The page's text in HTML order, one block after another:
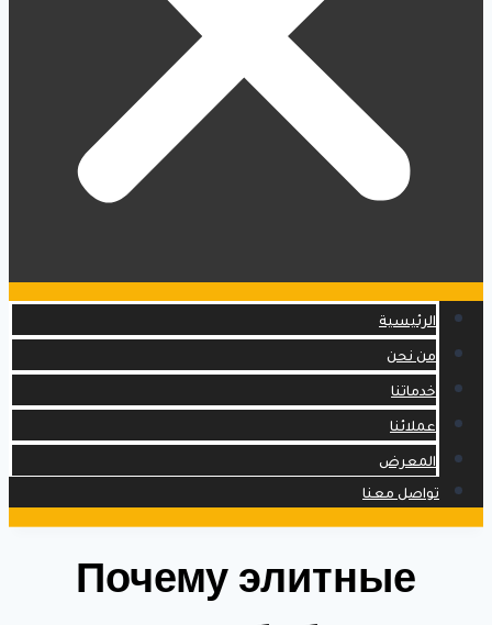
الرئيسية
من نحن
خدماتنا
عملائنا
المعرض
تواصل معنا
Почему элитные